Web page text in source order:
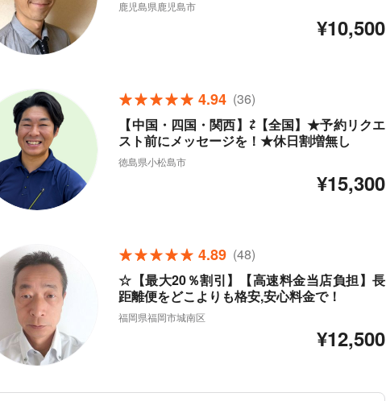
鹿児島県鹿児島市
¥10,500
4.94 (36)
【中国・四国・関西】⇄【全国】★予約リクエ
スト前にメッセージを！★休日割増無し
徳島県小松島市
¥15,300
4.89 (48)
☆【最大20％割引】【高速料金当店負担】長
距離便をどこよりも格安,安心料金で！
福岡県福岡市城南区
¥12,500